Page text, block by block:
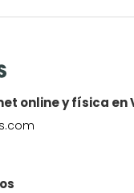
online y física en